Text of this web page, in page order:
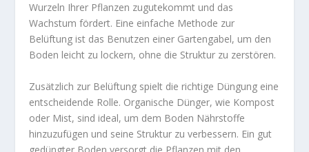
Wurzeln Ihrer Pflanzen zugutekommt und das
Wachstum fördert. Eine einfache Methode zur
Belüftung ist das Benutzen einer Gartengabel, um den
Boden leicht zu lockern, ohne die Struktur zu zerstören.
Zusätzlich zur Belüftung spielt die richtige Düngung eine
entscheidende Rolle. Organische Dünger, wie Kompost
oder Mist, sind ideal, um dem Boden Nährstoffe
hinzuzufügen und seine Struktur zu verbessern. Ein gut
gedüngter Boden versorgt die Pflanzen mit den